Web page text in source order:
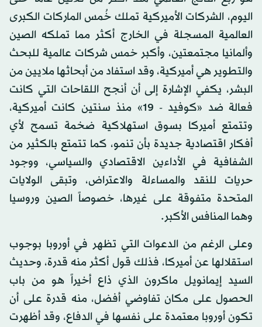
اليوم، الشركات الأميركية تملك خُمس الماركات الكبرى
العالمية المسجلة في الخارج أكثر مما تملكه الصين
وألمانيا مجتمعتين، وأكبر خمس شركات عالمية للبحث
والتطوير هي أميركية، وقد استفاد من أبحاثها ملايين من
البشر، يكفي الإشارة إلى أن أنجح اللقاحات التي كانت
فعالة ضد «كوفيد - 19» منذ سنتين كانت أميركية،
وتتمتع أميركا بسوق استهلاكية ضخمة تسمح لأي
أفكار اقتصادية جديدة بأن تنمو، كما تتمتع بالكثير من
الشفافية في الأداءين الاقتصادي والسياسي، ووجود
حريات للنقد والمساءلة والاعتراض، وتبقى الولايات
المتحدة متفوقة على غيرها، خصوصاً الصين وروسيا
وهما المنافس الأكبر.
وعلى الرغم من الدعوات التي تظهر في أوروبا بوجوب
استقلالها عن أميركا، فذلك قول أكثر منه قدرة، وحديث
السيد إيمانويل ماكرون الذي ذاع أخيراً هو من باب
الحصول على مكان تفاوضي أفضل، منه قدرة على أن
تكون أوروبا معتمدة على نفسها في الدفاع، وقد أظهرت